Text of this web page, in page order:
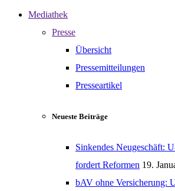
Mediathek
Presse
Übersicht
Pressemitteilungen
Presseartikel
Neueste Beiträge
Sinkendes Neugeschäft:
fordert Reformen 19.
bAV ohne Versicherung: